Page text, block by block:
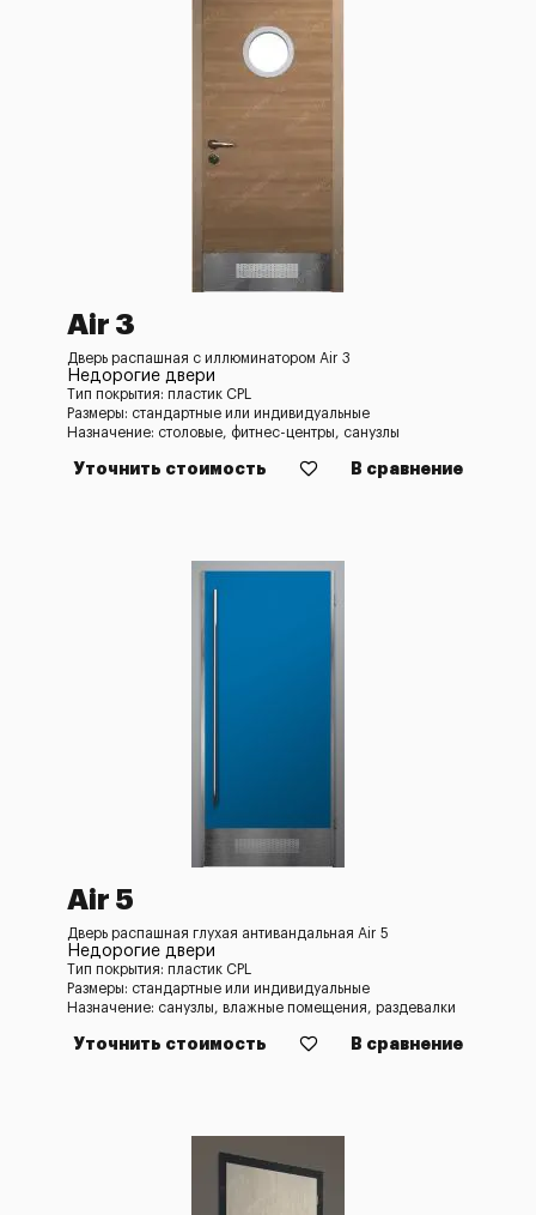
Air 3
Дверь распашная с иллюминатором Air 3
Недорогие двери
Тип покрытия: пластик CPL
Размеры: стандартные или индивидуальные
Назначение: столовые, фитнес-центры, санузлы
Уточнить стоимость В сравнение
Air 5
Дверь распашная глухая антивандальная Air 5
Недорогие двери
Тип покрытия: пластик CPL
Размеры: стандартные или индивидуальные
Назначение: санузлы, влажные помещения, раздевалки
Уточнить стоимость В сравнение